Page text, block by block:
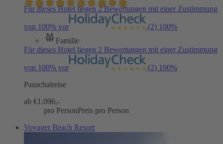
Für dieses Hotel liegen 2 Bewertungen mit einer Zustimmung
von 100% vor (2) 100%
Familie
Für dieses Hotel liegen 2 Bewertungen mit einer Zustimmung
von 100% vor (2) 100%
Pauschalreise
ab €1.096,-
pro PersonPreis pro Person
Voyager Beach Resort